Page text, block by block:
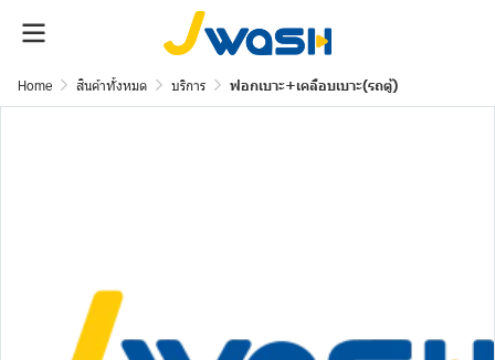
Home สินค้าทั้งหมด บริการ ฟอกเบาะ+เคลือบเบาะ(รถตู้)